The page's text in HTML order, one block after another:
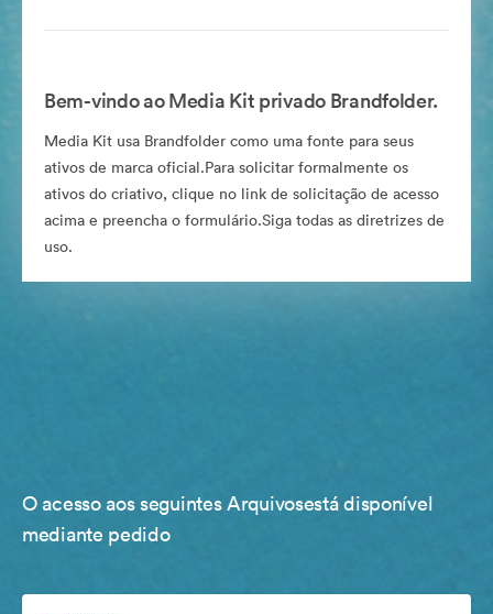
Bem-vindo ao Media Kit privado Brandfolder.
Media Kit usa Brandfolder como uma fonte para seus
ativos de marca oficial.Para solicitar formalmente os
ativos do criativo, clique no link de solicitação de acesso
acima e preencha o formulário.Siga todas as diretrizes de
uso.
O acesso aos seguintes Arquivosestá disponível
mediante pedido